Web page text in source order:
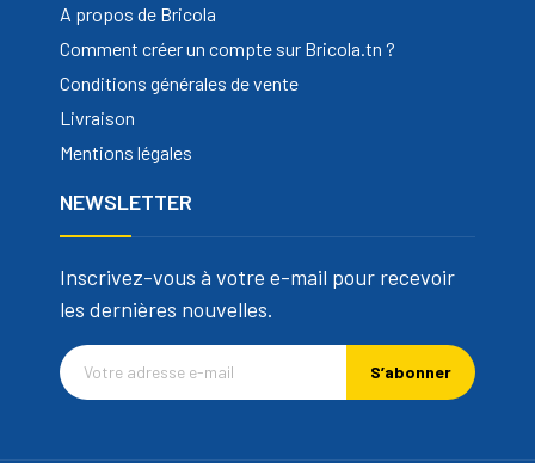
A propos de Bricola
Comment créer un compte sur Bricola.tn ?
Conditions générales de vente
Livraison
Mentions légales
NEWSLETTER
Inscrivez-vous à votre e-mail pour recevoir
les dernières nouvelles.
S’abonner